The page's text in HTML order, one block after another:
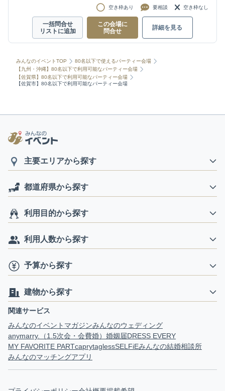
空き枠あり 要相談 空き枠なし
一括問合せ
リストに追加
この会場に
問合せ
詳細を見る
みんなのイベントTOP
80名以下で使えるパーティー会場
【九州・沖縄】80名以下で利用可能なパーティー会場
【佐賀県】80名以下で利用可能なパーティー会場
【佐賀市】80名以下で利用可能なパーティー会場
主要エリアから探す
都道府県から探す
利用目的から探す
利用人数から探す
予算から探す
建物から探す
関連サービス
みんなのイベントマガジンみんなのウェディング
anymarry.（1.5次会・会費婚） 婚姻届DRESS EVERY
MY FAVORITE PARTcaprytaglessSELFiEみんなの結婚相談所
みんなのマッチングアプリ